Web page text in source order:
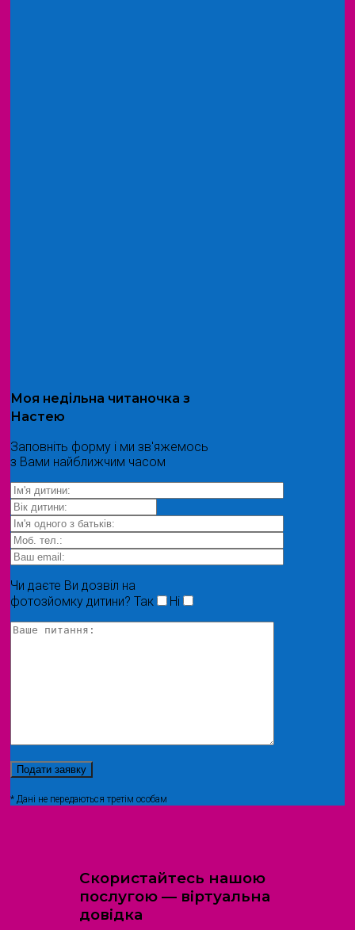
Моя недільна читаночка з
Настею
Заповніть форму і ми зв'яжемось
з Вами найближчим часом
Чи даєте Ви дозвіл на
фотозйомку дитини? Так Ні
* Дані не передаються третім особам
Скористайтесь нашою
послугою — віртуальна
довідка